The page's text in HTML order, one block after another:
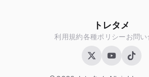
トレタメ
利用規約各種ポリシーお問